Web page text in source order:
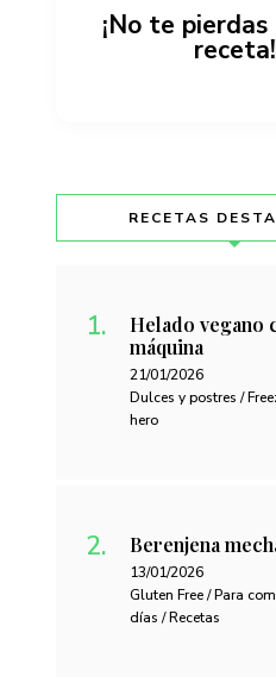
¡No te
receta!
RECETAS
Helado vegano
máquina
21/01/2026
Dulces y postres /
hero
Berenjena
13/01/2026
Gluten Free / Para
días / Recetas